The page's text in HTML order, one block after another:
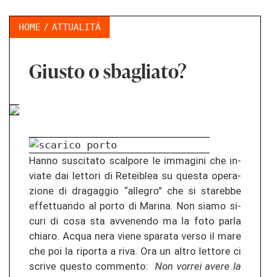
HOME ATTUALITÀ
Giusto o sbagliato?
Hanno sus­ci­ta­to scal­po­re le im­ma­gi­ni che in­
via­te dai let­to­ri di Re­te­iblea su ques­ta ope­ra­
zio­ne di dra­gag­gio “al­le­gro” che si sta­reb­be
ef­fet­tuan­do al porto di Ma­ri­na. Non siamo si­
cu­ri di cosa sta av­ve­nen­do ma la foto parla
chia­ro. Acqua nera viene spa­ra­ta verso il mare
che poi la ri­por­ta a riva. Ora un altro let­to­re ci
scri­ve ques­to com­men­to: Non vor­rei avere la